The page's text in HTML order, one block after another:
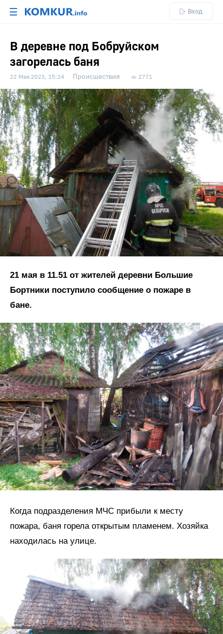
☰ Вход
В деревне под Бобруйском
загорелась баня
22 Мая 2023, 15:24 Происшествия 2771
21 мая в 11.51 от жителей деревни Большие
Бортники поступило сообщение о пожаре в
бане.
Когда подразделения МЧС прибыли к месту
пожара, баня горела открытым пламенем. Хозяйка
находилась на улице.